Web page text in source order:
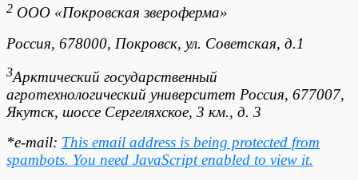
2 ООО «Покровская звероферма»
Россия, 678000, Покровск, ул. Советская, д.1
3Арктический государственный
агротехнологический университет Россия, 677007,
Якутск, шоссе Сергеляхское, 3 км., д. 3
*e-mail: This email address is being protected from
spambots. You need JavaScript enabled to view it.